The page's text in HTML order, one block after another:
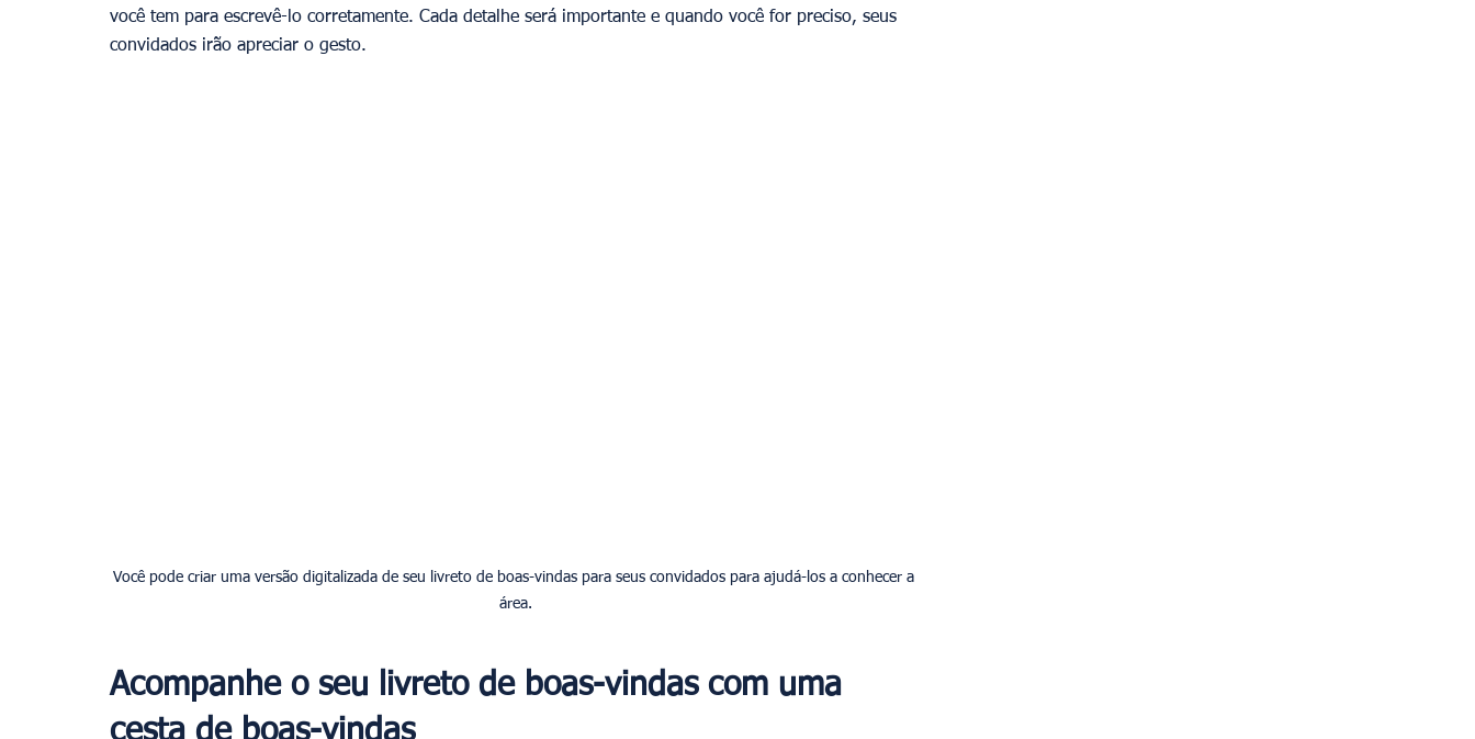
você tem para escrevê-lo corretamente. Cada detalhe será importante e quando você for preciso, seus
convidados irão apreciar o gesto.
Você pode criar uma versão digitalizada de seu livreto de boas-vindas para seus convidados para ajudá-los a conhecer a
área.
Acompanhe o seu livreto de boas-vindas com uma
cesta de boas-vindas